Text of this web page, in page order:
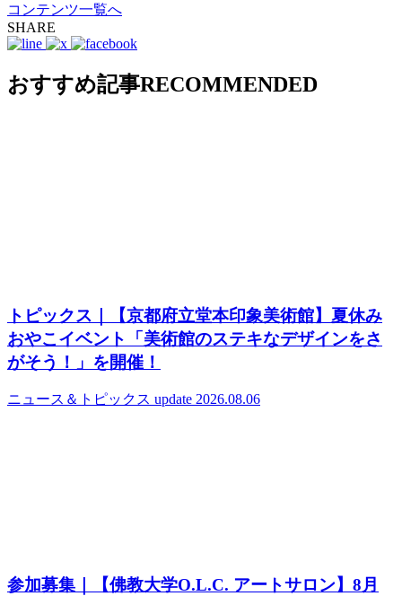
コンテンツ一覧へ
SHARE
おすすめ記事RECOMMENDED
トピックス｜【京都府立堂本印象美術館】夏休み
おやこイベント「美術館のステキなデザインをさ
がそう！」を開催！
ニュース＆トピックス update 2026.08.06
参加募集｜【佛教大学O.L.C. アートサロン】8月